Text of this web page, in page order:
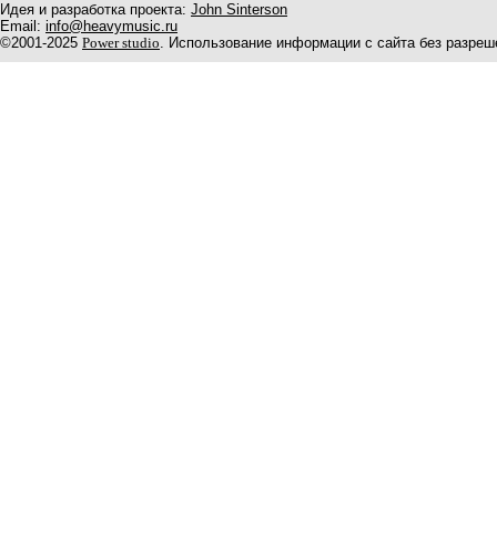
Идея и разработка проекта: John Sinterson
Email: info@heavymusic.ru
©2001-2025 Power studio. Использование информации с сайта без